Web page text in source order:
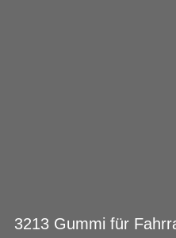
3213 Gummi für